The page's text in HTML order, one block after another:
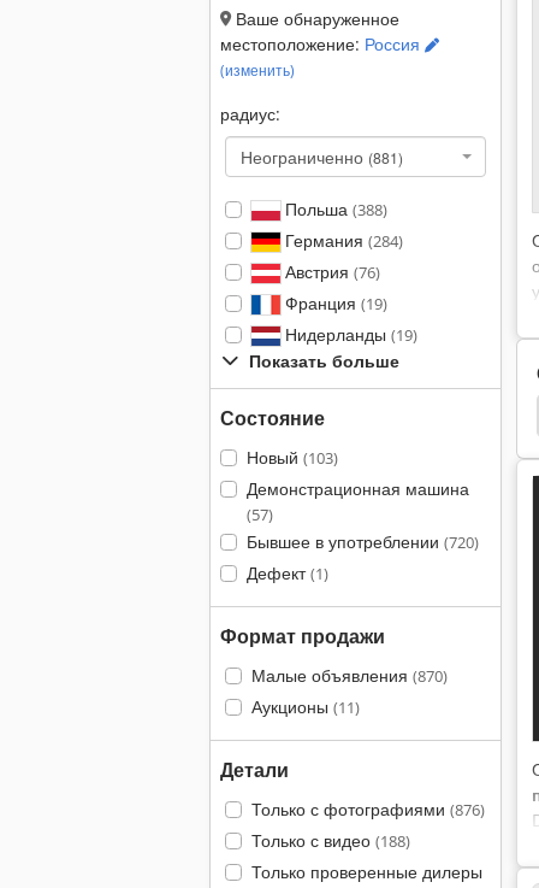
Ваше обнаруженное
местоположение: Россия
(изменить)
радиус:
Неограниченно (881)
Польша (388)
Германия (284)
Австрия (76)
Франция (19)
Нидерланды (19)
Показать больше
Состояние
Новый (103)
Демонстрационная машина
(57)
Бывшее в употреблении (720)
Дефект(1)
Формат продажи
Малые объявления (870)
Аукционы (11)
Детали
Только с фотографиями (876)
Только с видео (188)
Только проверенные дилеры
Брайан Беккум Компрессор